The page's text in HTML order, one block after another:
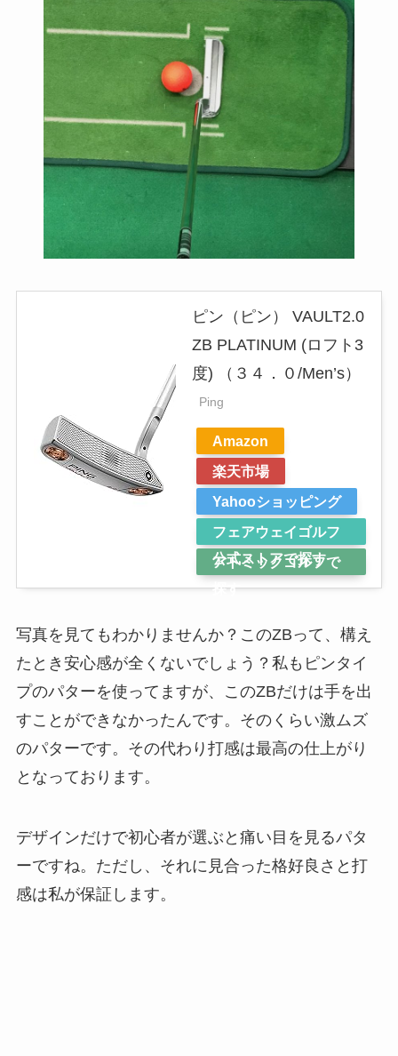
ピン（ピン） VAULT2.0
ZB PLATINUM (ロフト3
度) （３４．０/Men’s）
Ping
Amazon
楽天市場
Yahooショッピング
フェアウェイゴルフ
公式ストアで探す
アトミックゴルフで
探す
写真を見てもわかりませんか？このZBって、構え
たとき安心感が全くないでしょう？私もピンタイ
プのパターを使ってますが、このZBだけは手を出
すことができなかったんです。そのくらい激ムズ
のパターです。その代わり打感は最高の仕上がり
となっております。
デザインだけで初心者が選ぶと痛い目を見るパタ
ーですね。ただし、それに見合った格好良さと打
感は私が保証します。